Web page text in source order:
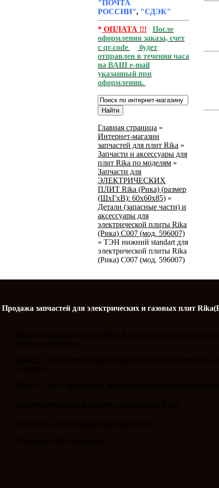
"ПОЧТА
РОССИИ", "СДЭК"
* ОПЛАТА !!!
После
оформления заказа, счет
с qr-code
будет
отправлен в течении часа
на ВАШ e-mail
указанный при
оформлении.
Главная страница »
Интернет-магазин
запчастей для плит Rika »
Запчасти и аксессуары для
плит Rika по моделям »
Запчасти для
ЭЛЕКТРИЧЕСКИХ
ПЛИТ Rika (Рика) (размер
(ШхГхВ): 60х60х85) »
Детали (запасные части) и
аксессуары для
электрической плиты Rika
(Рика) C007 (мод. 596007)
» ТЭН нижний standart для
электрической плиты Rika
(Рика) C007 (мод. 596007)
Продажа запчастей для электрических и газовых плит